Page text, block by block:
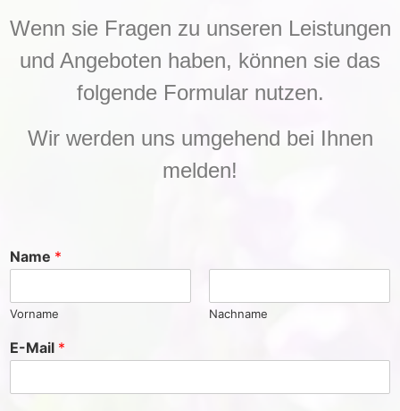
Wenn sie Fragen zu unseren Leistungen
und Angeboten haben, können sie das
folgende Formular nutzen.
Wir werden uns umgehend bei Ihnen
melden!
Name *
Vorname Nachname
E-Mail *